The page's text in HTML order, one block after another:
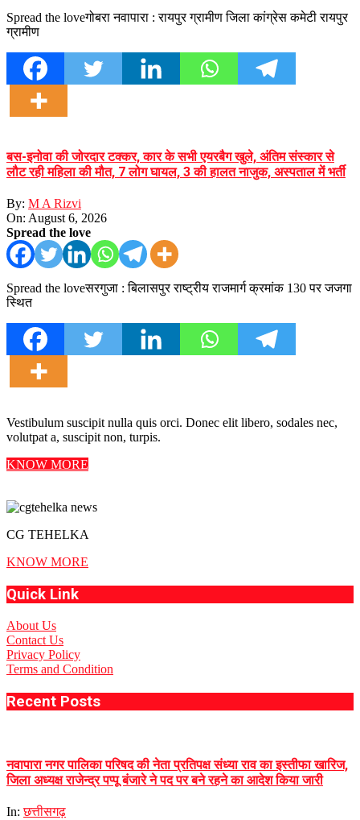
Spread the loveगोबरा नवापारा : रायपुर ग्रामीण जिला कांग्रेस कमेटी रायपुर
ग्रामीण
बस-इनोवा की जोरदार टक्कर, कार के सभी एयरबैग खुले, अंतिम संस्कार से
लौट रही महिला की मौत, 7 लोग घायल, 3 की हालत नाजुक, अस्पताल में भर्ती
By: M A Rizvi
On: August 6, 2026
Spread the love
Spread the loveसरगुजा : बिलासपुर राष्ट्रीय राजमार्ग क्रमांक 130 पर जजगा
स्थित
Vestibulum suscipit nulla quis orci. Donec elit libero, sodales nec,
volutpat a, suscipit non, turpis.
KNOW MORE
CG TEHELKA
KNOW MORE
Quick Link
About Us
Contact Us
Privacy Policy
Terms and Condition
Recent Posts
नवापारा नगर पालिका परिषद की नेता प्रतिपक्ष संध्या राव का इस्तीफा खारिज,
जिला अध्यक्ष राजेन्द्र पप्पू बंजारे ने पद पर बने रहने का आदेश किया जारी
In: छत्तीसगढ़